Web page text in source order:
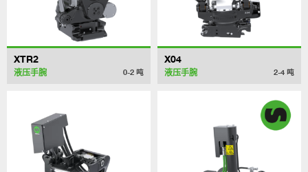
XTR2
液压手腕 0-2 吨
X04
液压手腕 2-4 吨